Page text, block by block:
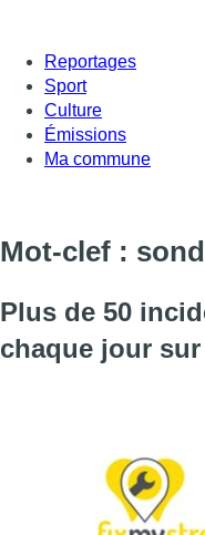
Reportages
Sport
Culture
Émissions
Ma commune
Mot-clef :
Plus de 50
chaque jour